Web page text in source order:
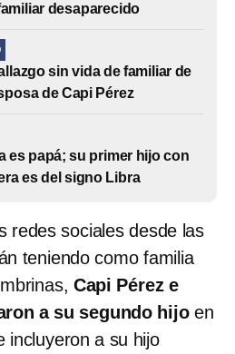
desaparecido
sin vida de familiar de
de Capi Pérez
es papá; su primer hijo con
es del signo Libra
redes sociales desde las
teniendo como familia
Capi Pérez e
a su segundo hijoen
incluyeron a su hijo